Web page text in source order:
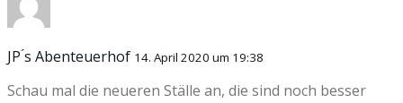
JP ́s Abenteuerhof 14. April 2020 um 19:38
Schau mal die neueren Ställe an, die sind noch besser